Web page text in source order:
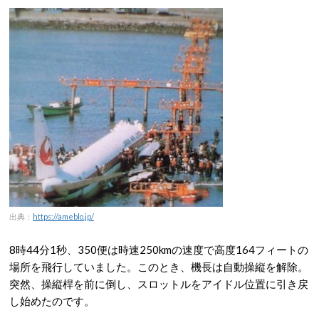
出典： https://ameblo.jp/
8時44分1秒、350便は時速250kmの速度で高度164フィートの
場所を飛行していました。このとき、機長は自動操縦を解除。
突然、操縦桿を前に倒し、スロットルをアイドル位置に引き戻
し始めたのです。